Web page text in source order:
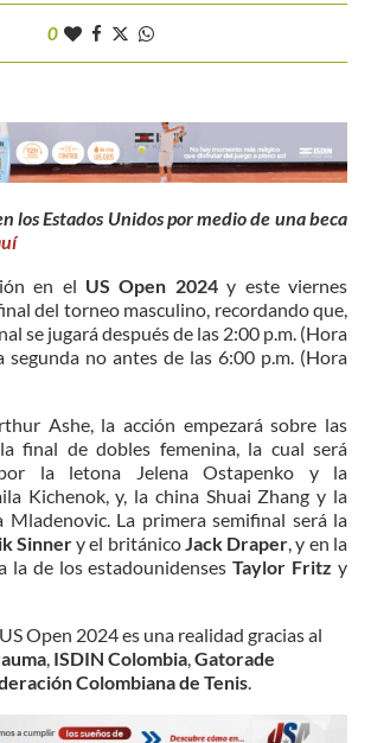
0
los Estados Unidos por medio de una beca
en el US Open 2024y este viernes
del torneo masculino, recordando que,
se jugará después de las 2:00 p.m. (Hora
segunda no antes de las 6:00 p.m. (Hora
Ashe, la acción empezará sobre las
final de dobles femenina, la cual será
por la letona Jelena Ostapenko y la
Kichenok, y, la china Shuai Zhang y la
Mladenovic. La primera semifinal será la
Sinnery el británico Jack Draper , y en la
la de los estadounidensesTaylor Fritz y
Open 2024 es una realidad gracias al
ISDIN Colombia Gatorade
Colombiana de Tenis